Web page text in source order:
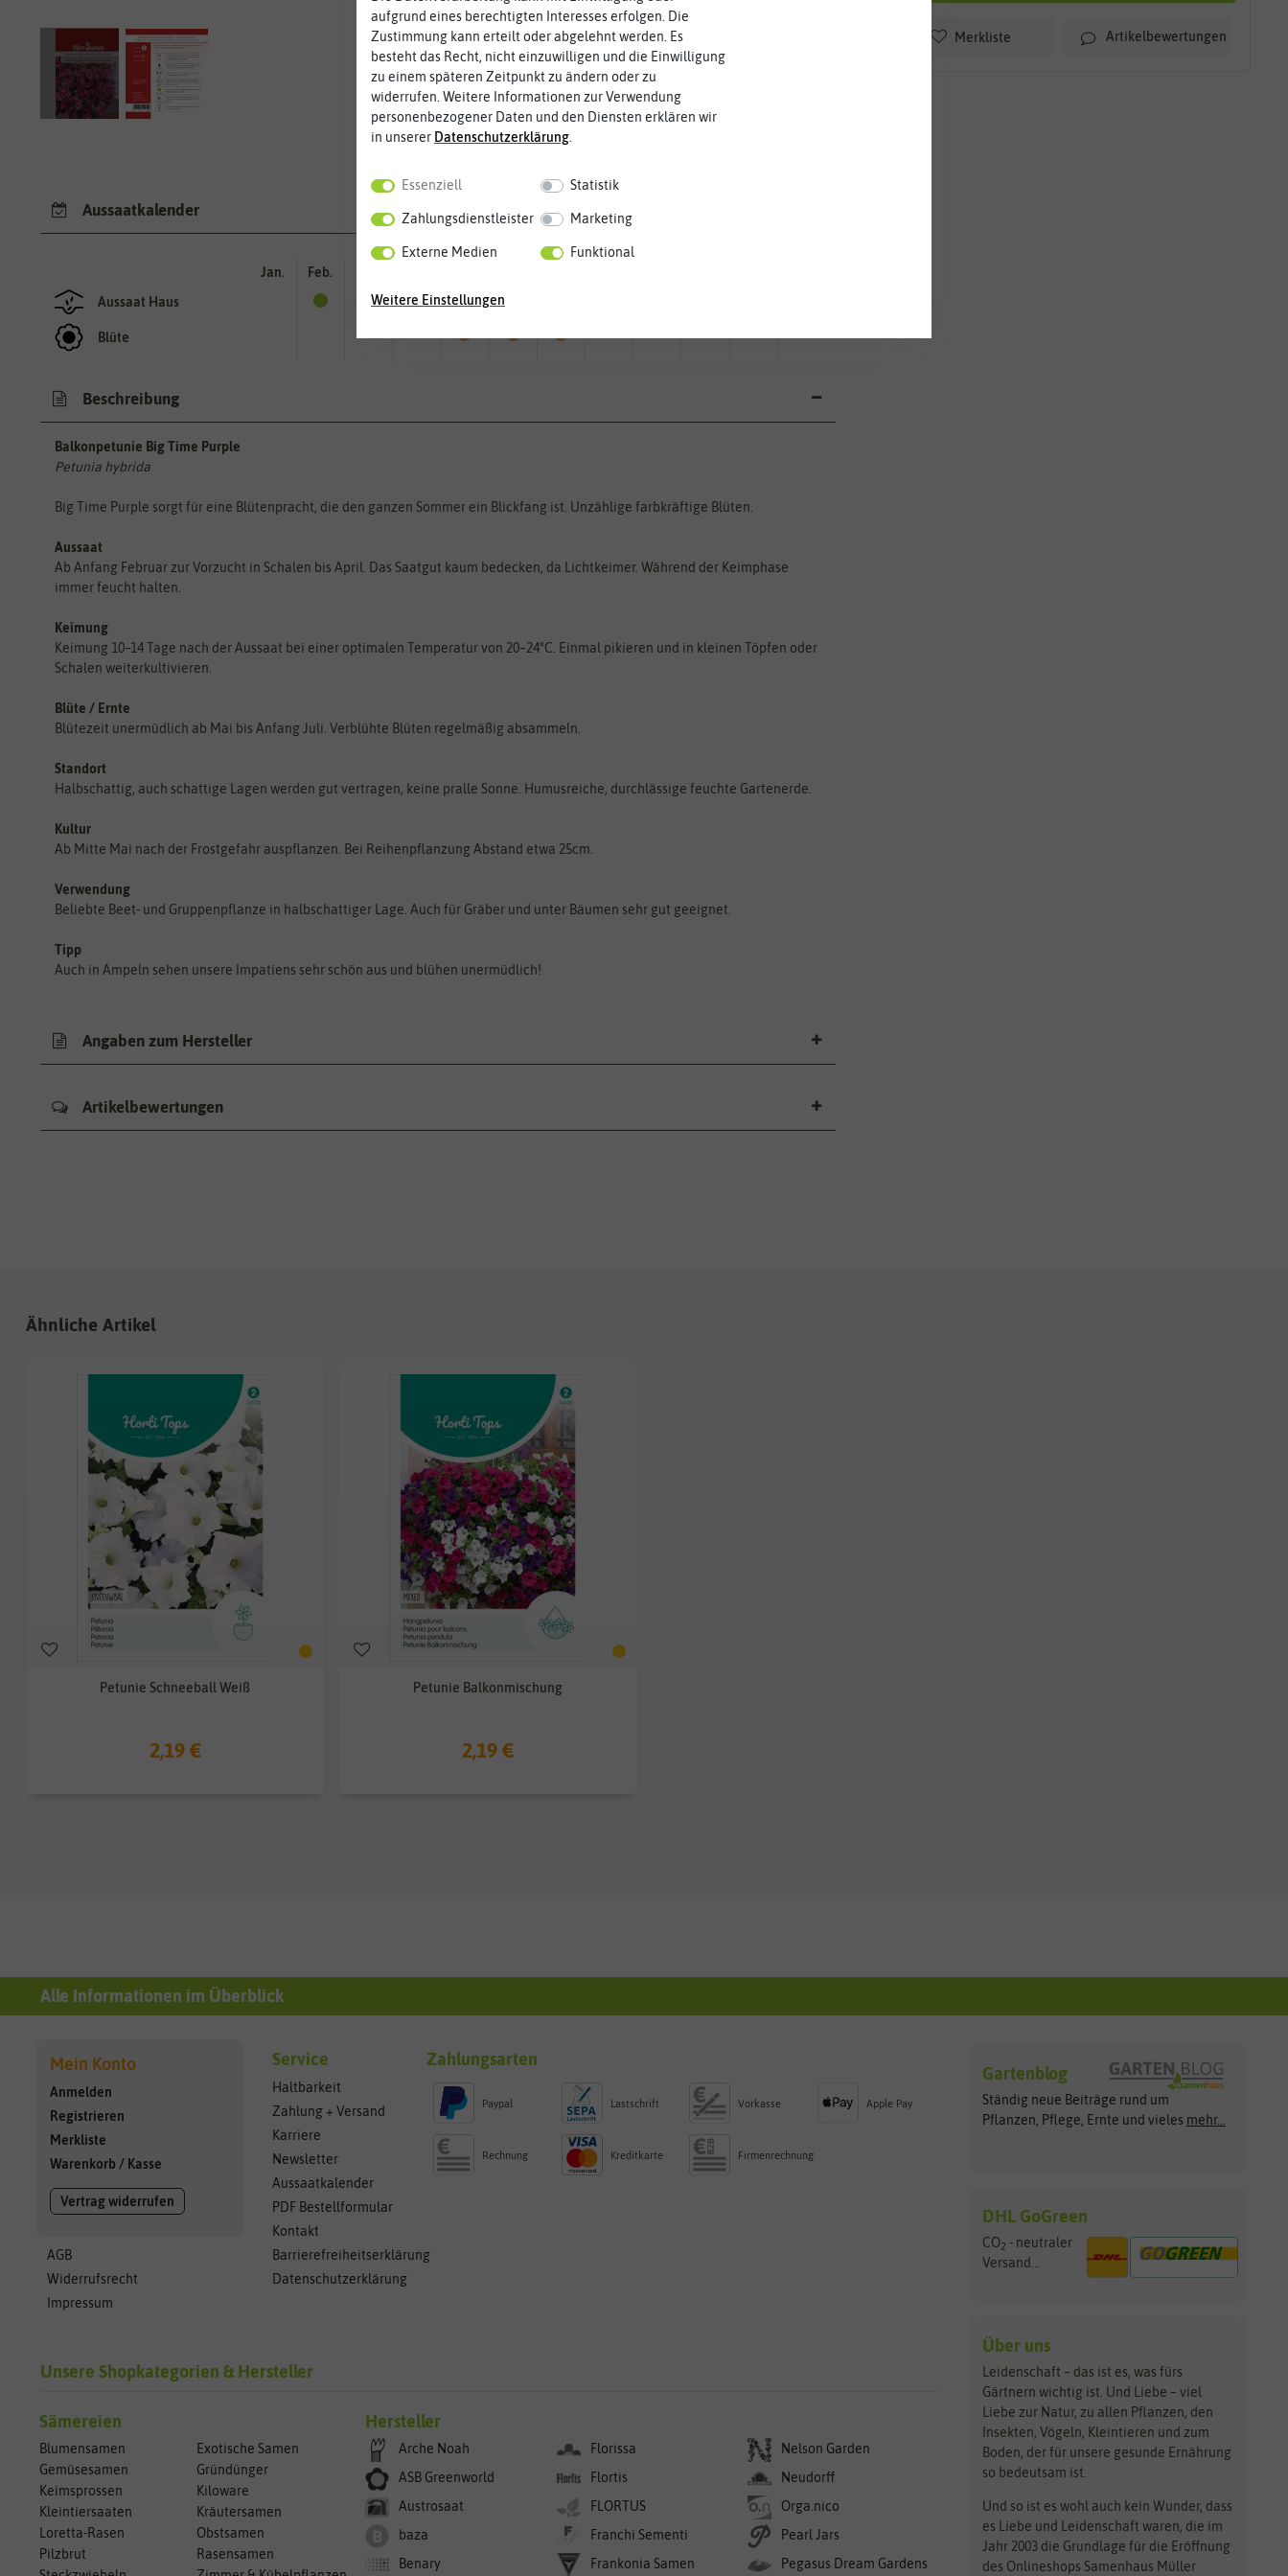
Merkliste Artikelbewertungen
Aussaatkalender
Aussaat Haus
Blüte
Jan. Feb.
Beschreibung
Balkonpetunie Big Time Purple
Petunia hybrida
Big Time Purple sorgt für eine Blütenpracht, die den ganzen Sommer ein Blickfang ist. Unzählige farbkräftige Blüten.
Aussaat
Ab Anfang Februar zur Vorzucht in Schalen bis April. Das Saatgut kaum bedecken, da Lichtkeimer. Während der Keimphase
immer feucht halten.
Keimung
Keimung 10–14 Tage nach der Aussaat bei einer optimalen Temperatur von 20–24°C. Einmal pikieren und in kleinen Töpfen oder
Schalen weiterkultivieren.
Blüte / Ernte
Blütezeit unermüdlich ab Mai bis Anfang Juli. Verblühte Blüten regelmäßig absammeln.
Standort
Halbschattig, auch schattige Lagen werden gut vertragen, keine pralle Sonne. Humusreiche, durchlässige feuchte Gartenerde.
Kultur
Ab Mitte Mai nach der Frostgefahr auspflanzen. Bei Reihenpflanzung Abstand etwa 25cm.
Verwendung
Beliebte Beet- und Gruppenpflanze in halbschattiger Lage. Auch für Gräber und unter Bäumen sehr gut geeignet.
Tipp
Auch in Ampeln sehen unsere Impatiens sehr schön aus und blühen unermüdlich!
Angaben zum Hersteller
Artikelbewertungen
Ähnliche Artikel
Petunie Schneeball Weiß
2,19 €
Petunie Balkonmischung
2,19 €
Alle Informationen im Überblick
Mein Konto
Anmelden
Registrieren
Merkliste
Warenkorb / Kasse
Vertrag widerrufen
AGB
Widerrufsrecht
Impressum
Service
Haltbarkeit
Zahlung + Versand
Karriere
Newsletter
Aussaatkalender
PDF Bestellformular
Kontakt
Barrierefreiheitserklärung
Datenschutzerklärung
Zahlungsarten
Paypal Lastschrift Vorkasse Apple Pay
Rechnung Kreditkarte Firmenrechnung
Unsere Shopkategorien & Hersteller
Sämereien
Blumensamen
Exotische Samen
Gemüsesamen
Gründünger
Keimsprossen
Kiloware
Kleintiersaaten
Kräutersamen
Loretta-Rasen
Obstsamen
Pilzbrut
Rasensamen
Hersteller
Arche Noah
ASB Greenworld
Austrosaat
baza
Benary
Florissa
Flortis
FLORTUS
Franchi Sementi
Frankonia Samen
Nelson Garden
Neudorff
Orga.nico
Pearl Jars
Pegasus Dream Gardens
Gartenblog
Ständig neue Beiträge rund um
Pflanzen, Pflege, Ernte und vieles mehr...
DHL GoGreen
CO2 - neutraler
Versand...
Über uns
Leidenschaft – das ist es, was fürs
Gärtnern wichtig ist. Und Liebe – viel
Liebe zur Natur, zu allen Pflanzen, den
Insekten, Vögeln, Kleintieren und zum
Boden, der für unsere gesunde Ernährung
so bedeutsam ist.
Und so ist es wohl auch kein Wunder, dass
es Liebe und Leidenschaft waren, die im
Jahr 2003 die Grundlage für die Eröffnung
des Onlineshops Samenhaus Müller
aufgrund eines berechtigten Interesses erfolgen. Die
Zustimmung kann erteilt oder abgelehnt werden. Es
besteht das Recht, nicht einzuwilligen und die Einwilligung
zu einem späteren Zeitpunkt zu ändern oder zu
widerrufen. Weitere Informationen zur Verwendung
personenbezogener Daten und den Diensten erklären wir
in unserer Daten­schutz­erklärung
Essenziell Statistik
Zahlungsdienstleister Marketing
Externe Medien Funktional
Weitere Einstellungen